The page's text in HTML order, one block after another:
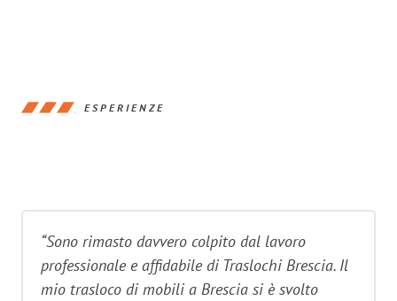
ESPERIENZE
“Sono rimasto davvero colpito dal lavoro
professionale e affidabile di Traslochi Brescia. Il
mio trasloco di mobili a Brescia si è svolto